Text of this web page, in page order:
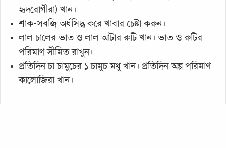
হৃদরোগীরা) খান।
শাক-সবজি অর্ধসিদ্ধ করে খাবার চেষ্টা করুন।
লাল চালের ভাত ও লাল আটার রুটি খান। ভাত ও রুটির
পরিমাণ সীমিত রাখুন।
প্রতিদিন চা চামুচের ১ চামুচ মধু খান। প্রতিদিন অল্প পরিমাণ
কালোজিরা খান।